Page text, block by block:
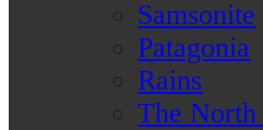
Samsonite
Patagonia
Rains
The North